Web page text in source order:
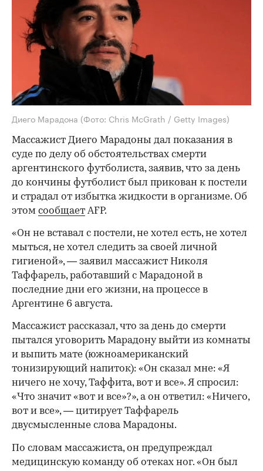
Диего Марадона (Фото: Chris McGrath / Getty Images)
Массажист Диего Марадоны дал показания в
суде по делу об обстоятельствах смерти
аргентинского футболиста, заявив, что за день
до кончины футболист был прикован к постели
и страдал от избытка жидкости в организме. Об
этом сообщает AFP.
«Он не вставал с постели, не хотел есть, не хотел
мыться, не хотел следить за своей личной
гигиеной», — заявил массажист Николя
Таффарель, работавший с Марадоной в
последние дни его жизни, на процессе в
Аргентине 6 августа.
Массажист рассказал, что за день до смерти
пытался уговорить Марадону выйти из комнаты
и выпить мате (южноамериканский
тонизирующий напиток): «Он сказал мне: «Я
ничего не хочу, Таффита, вот и все». Я спросил:
«Что значит «вот и все»?», а он ответил: «Ничего,
вот и все», — цитирует Таффарель
двусмысленные слова Марадоны.
По словам массажиста, он предупреждал
медицинскую команду об отеках ног. «Он был